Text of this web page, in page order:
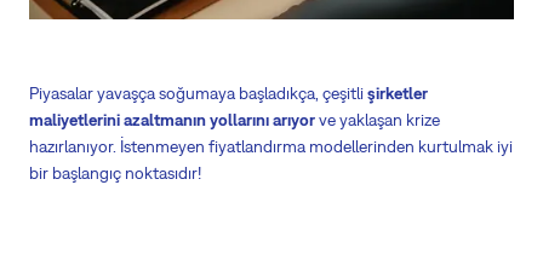
Piyasalar yavaşça soğumaya başladıkça, çeşitlişirketler
maliyetlerini azaltmanın yollarını arıyorve yaklaşan krize
hazırlanıyor. İstenmeyen fiyatlandırma modellerinden kurtulmak iyi
bir başlangıç noktasıdır!